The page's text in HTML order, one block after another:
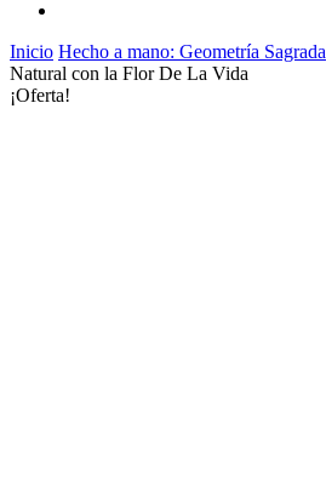
Inicio Hecho a mano: Geometría Sagrada
Natural con la Flor De La Vida
¡Oferta!